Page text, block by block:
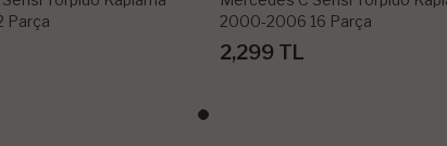
Parça
2000-2006 16 Parça
2,299 TL